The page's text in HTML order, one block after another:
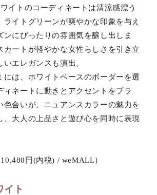
イトのコーディネートは清涼感漂う
ライトグリーンが爽やかな印象を与え
ンにぴったりの雰囲気を醸し出しま
カートが軽やかな女性らしさを引き立
エレガンスも演出。
には、ホワイトベースのボーダーを選
ィネートに動きとアクセントをプラ
色合いが、ニュアンスカラーの魅力を
、大人の上品さと遊び心を同時に表現
円(内税) / weMALL）
イト